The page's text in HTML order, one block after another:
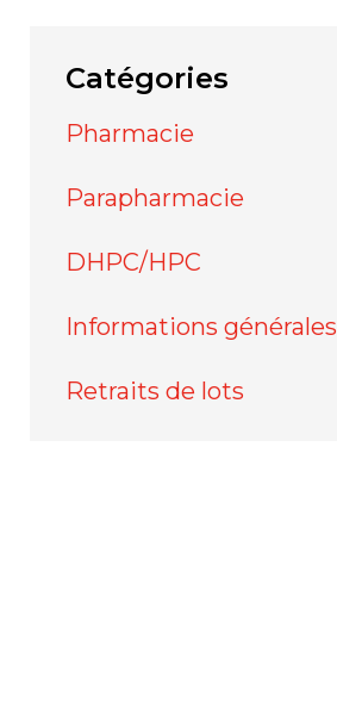
Catégories
Pharmacie
Parapharmacie
DHPC/HPC
Informations générales
Retraits de lots